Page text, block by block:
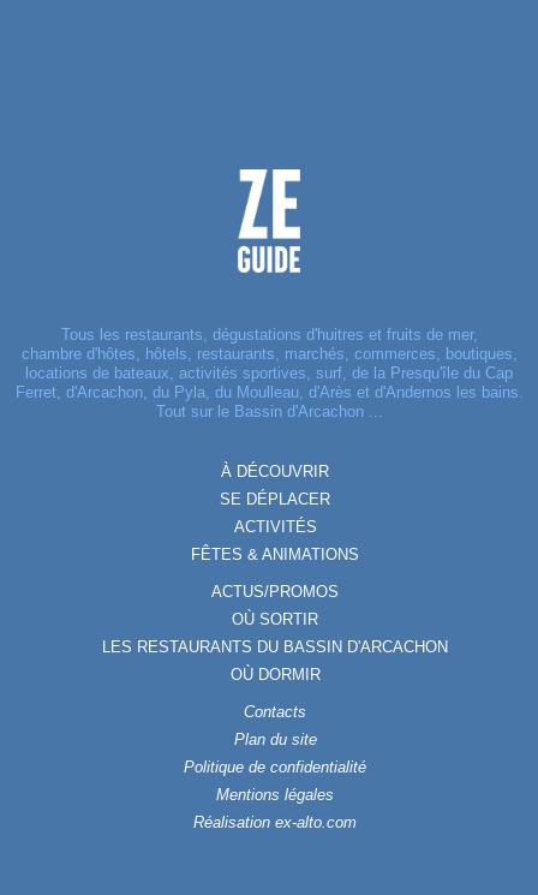
Tous les restaurants, dégustations d'huitres et fruits de mer,
chambre d'hôtes, hôtels, restaurants, marchés, commerces, boutiques,
locations de bateaux, activités sportives, surf, de la Presqu'île du Cap
Ferret, d'Arcachon, du Pyla, du Moulleau, d'Arès et d'Andernos les bains.
Tout sur le Bassin d'Arcachon ...
À DÉCOUVRIR
SE DÉPLACER
ACTIVITÉS
FÊTES & ANIMATIONS
ACTUS/PROMOS
OÙ SORTIR
LES RESTAURANTS DU BASSIN D'ARCACHON
OÙ DORMIR
Contacts
Plan du site
Politique de confidentialité
Mentions légales
Réalisation ex-alto.com